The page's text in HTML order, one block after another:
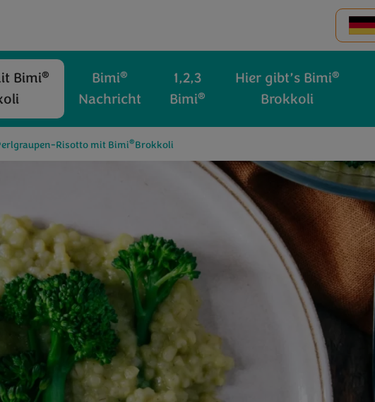
Bimi® Bimi®
Nachricht
1,2,3
Bimi®
Hier gibt’s Bimi®
Brokkoli
Risotto mit Bimi®Brokkoli